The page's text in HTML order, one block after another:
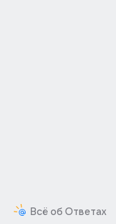
Всё об Ответах